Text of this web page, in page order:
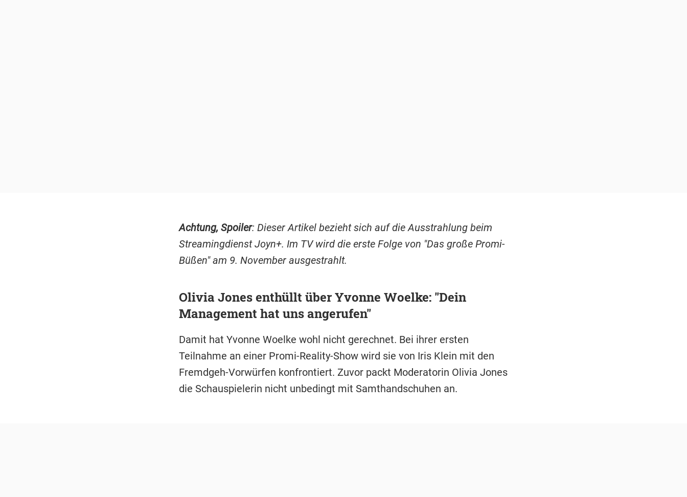
Achtung, Spoiler: Dieser Artikel bezieht sich auf die Ausstrahlung beim
Streamingdienst Joyn+. Im TV wird die erste Folge von "Das große Promi-
Büßen" am 9. November ausgestrahlt.
Olivia Jones enthüllt über Yvonne Woelke: "Dein
Management hat uns angerufen"
Damit hat Yvonne Woelke wohl nicht gerechnet. Bei ihrer ersten
Teilnahme an einer Promi-Reality-Show wird sie von Iris Klein mit den
Fremdgeh-Vorwürfen konfrontiert. Zuvor packt Moderatorin Olivia Jones
die Schauspielerin nicht unbedingt mit Samthandschuhen an.